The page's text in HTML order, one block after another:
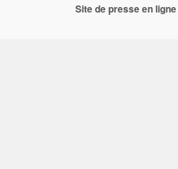
Site de presse en